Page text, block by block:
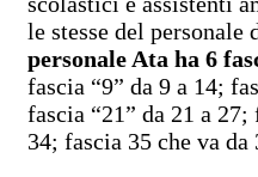
le stesse del personale
personale Ata ha 6
fascia “9” da 9 a 14;
fascia “21” da 21 a 27;
34; fascia 35 che va